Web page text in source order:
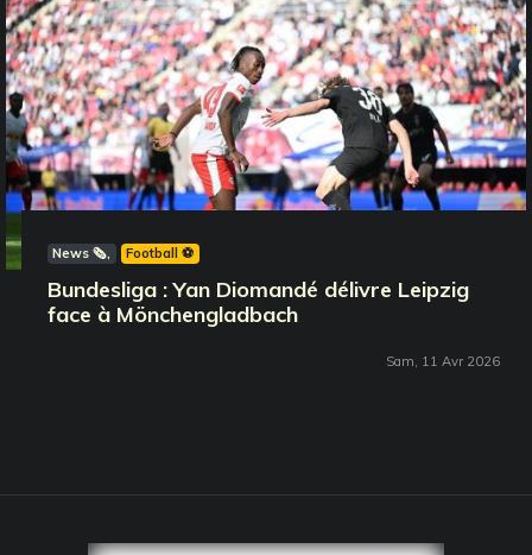
News 🗞️ Football ⚽️
Bundesliga : Yan Diomandé délivre Leipzig
face à Mönchengladbach
Sam, 11 Avr 2026